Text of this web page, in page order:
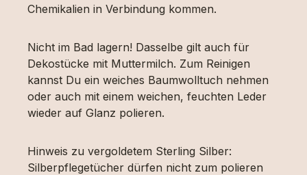
Chemikalien in Verbindung kommen.
Nicht im Bad lagern! Dasselbe gilt auch für
Dekostücke mit Muttermilch. Zum Reinigen
kannst Du ein weiches Baumwolltuch nehmen
oder auch mit einem weichen, feuchten Leder
wieder auf Glanz polieren.
Hinweis zu vergoldetem Sterling Silber:
Silberpflegetücher dürfen nicht zum polieren